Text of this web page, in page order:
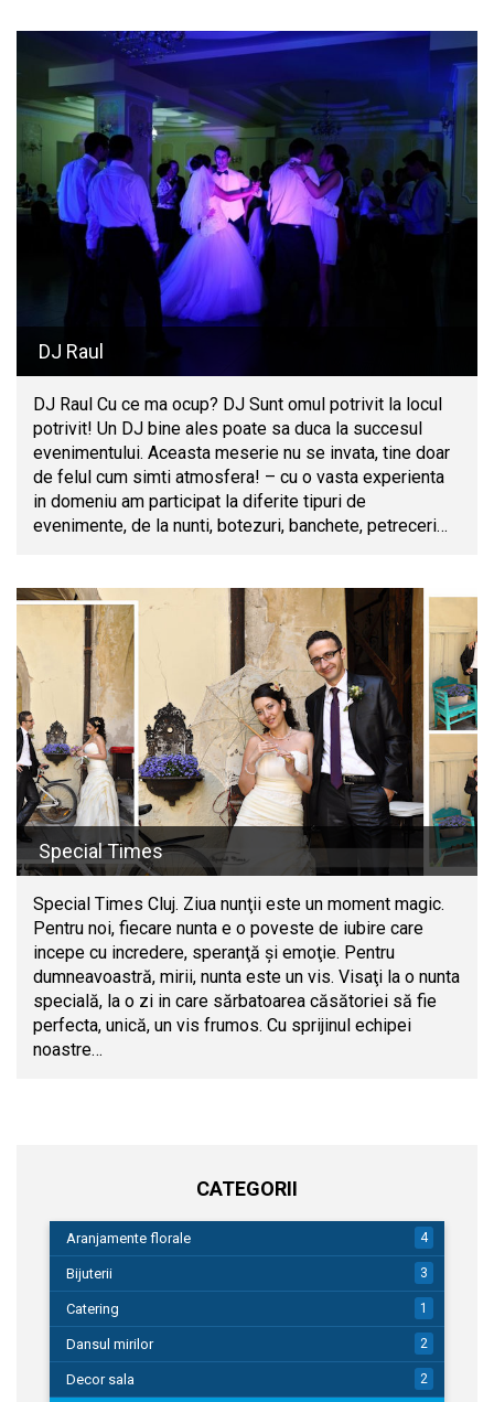
DJ Raul
DJ Raul Cu ce ma ocup? DJ Sunt omul potrivit la locul
potrivit! Un DJ bine ales poate sa duca la succesul
evenimentului. Aceasta meserie nu se invata, tine doar
de felul cum simti atmosfera! – cu o vasta experienta
in domeniu am participat la diferite tipuri de
evenimente, de la nunti, botezuri, banchete, petreceri…
Special Times
Special Times Cluj. Ziua nunţii este un moment magic.
Pentru noi, fiecare nunta e o poveste de iubire care
incepe cu incredere, speranţă şi emoţie. Pentru
dumneavoastră, mirii, nunta este un vis. Visaţi la o nunta
specială, la o zi in care sărbatoarea căsătoriei să fie
perfecta, unică, un vis frumos. Cu sprijinul echipei
noastre…
CATEGORII
Aranjamente florale 4
Bijuterii 3
Catering 1
Dansul mirilor 2
Decor sala 2